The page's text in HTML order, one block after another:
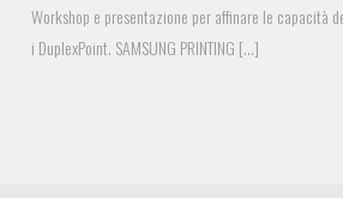
Workshop e presentazione per affinare le capacità
i DuplexPoint. SAMSUNG PRINTING [...]